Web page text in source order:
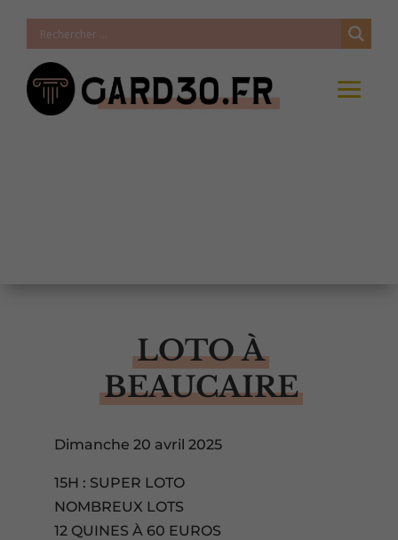
LOTO À
BEAUCAIRE
Dimanche 20 avril 2025
15H : SUPER LOTO
NOMBREUX LOTS
12 QUINES À 60 EUROS